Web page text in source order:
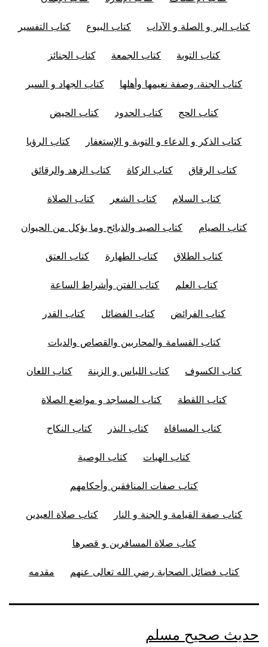
كتاب البر و الصلة و الآداب كتاب البيوع كتاب التفسير
كتاب التوبة كتاب الجمعة كتاب الجنائز
كتاب الجنة، وصفة نعيمها وأهلها كتاب الجهاد و السير
كتاب الحج كتاب الحدود كتاب الحيض
كتاب الذكر و الدعاء و التوبة و الإستغفار كتاب الرؤيا
كتاب الرقاق كتاب الزكاة كتاب الزهد والرقائق
كتاب السلام كتاب الشعر كتاب الصلاة
كتاب الصيام كتاب الصيد والذبائح وما يؤكل من الحيوان
كتاب الطلاق كتاب الطهارة كتاب العتق
كتاب العلم كتاب الفتن وأشراط الساعة
كتاب الفرائض كتاب الفضائل كتاب القدر
كتاب القسامة والمحاربين والقصاص والديات
كتاب الكسوف كتاب اللباس و الزينة كتاب اللعان
كتاب اللقطة كتاب المساجد و مواضع الصلاة
كتاب المساقاة كتاب النذر كتاب النكاح
كتاب الهبات كتاب الوصية
كتاب صفات المنافقين وأحكامهم
كتاب صفة القيامة و الجنة و النار كتاب صلاة العيدين
كتاب صلاة المسافرين و قصرها
كتاب فضائل الصحابة رضي الله تعالى عنهم مقدمه
حديث صحيح مسلم